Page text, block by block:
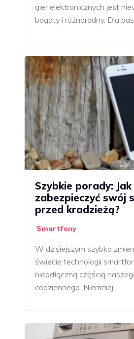
gier elektronicznych jest
bogaty i różnorodny. Dla
Szybkie porady: Jak
zabezpieczyć swój
przed kradzieżą?
Smartfony
W dzisiejszym szybko
świecie technologii
nieodłączną częścią
codziennego. Niemniej…